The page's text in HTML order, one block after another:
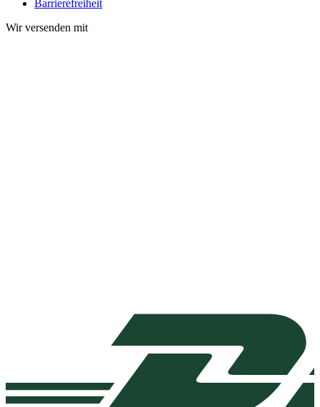
Barrierefreiheit
Wir versenden mit